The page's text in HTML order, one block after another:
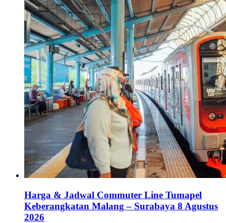
Harga & Jadwal Commuter Line Tumapel
Keberangkatan Malang – Surabaya 8 Agustus
2026